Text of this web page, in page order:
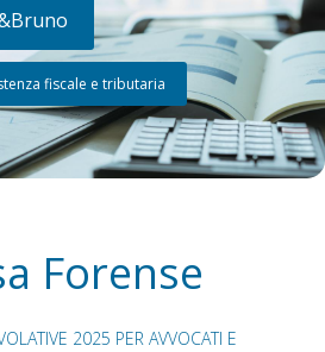
fiscale e tributaria
Forense
2025 PER AVVOCATI E